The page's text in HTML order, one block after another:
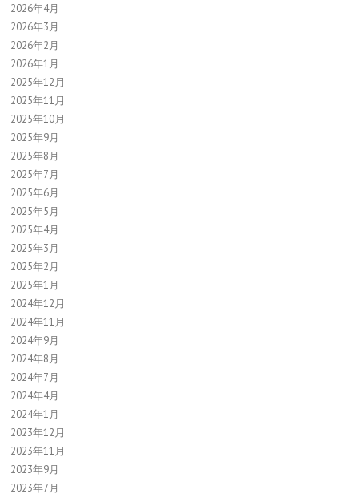
2026年4月
2026年3月
2026年2月
2026年1月
2025年12月
2025年11月
2025年10月
2025年9月
2025年8月
2025年7月
2025年6月
2025年5月
2025年4月
2025年3月
2025年2月
2025年1月
2024年12月
2024年11月
2024年9月
2024年8月
2024年7月
2024年4月
2024年1月
2023年12月
2023年11月
2023年9月
2023年7月